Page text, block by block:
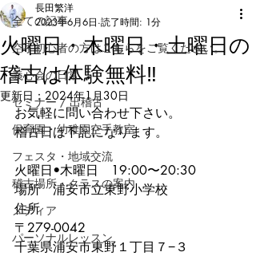
全ての記事
空手初心者の方はこちらをご覧ください。
義心会の日常
セミナー / 出稽古
保育園・幼稚園空手教室
フェスタ・地域交流
稽古場所・クラスの案内
メディア
パーソナルレッスン
火曜日・木曜日・土曜日の
稽古は体験無料‼
長田繁洋
2023年6月6日 読了時間: 1分
更新日： 2024年1月30日
お気軽に問い合わせ下さい。
稽古日は下記になります。
火曜日•木曜日　19:00〜20:30
場所　浦安市立東野小学校
住所
〒279-0042
千葉県浦安市東野１丁目７−３